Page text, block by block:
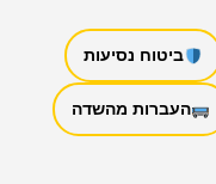
ביטוח נסיעות
העברות מהשדה